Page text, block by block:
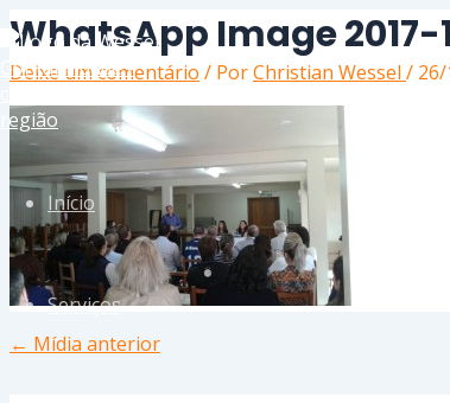
para
o
conteúdo
Início
Serviços
WhatsApp Image 2017-
Deixe um comentário / PorChristian Wessel /
← Mídia anterior